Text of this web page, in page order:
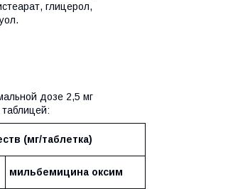
глицерол,
дозе 2,5 мг
(мг/таблетка)
мильбемицина оксим